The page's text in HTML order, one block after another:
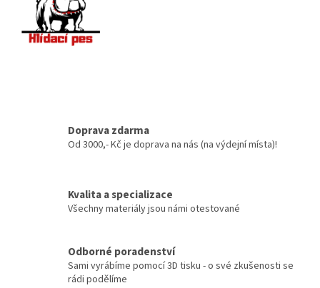
Doprava zdarma
Od 3000,- Kč je doprava na nás (na výdejní místa)!
Kvalita a specializace
Všechny materiály jsou námi otestované
Odborné poradenství
Sami vyrábíme pomocí 3D tisku - o své zkušenosti se
rádi podělíme